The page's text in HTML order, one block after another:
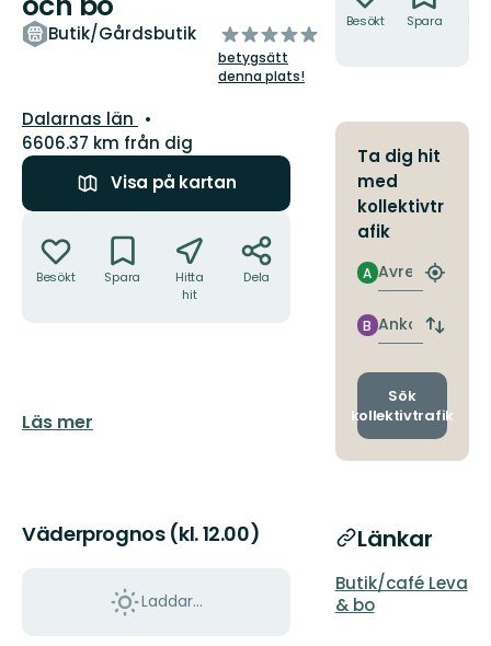
Butik/Gårdsbutik
av
5
stjärnor
betygsätt
denna plats!
Län:
Dalarnas län
6606.37 km från dig
Visa på kartan
Besökt Spara
Hitta
hit
Dela
Beskrivning
Läs mer
Väderprognos (kl. 12.00)
Laddar...
Besökt Spara
Ta dig hit
med
kollektivtr
afik
Avresa
A
Hitta
Ankomst
B
Byt
och
Sök
kollektivtrafik
Länkar
Butik/café Leva
& bo